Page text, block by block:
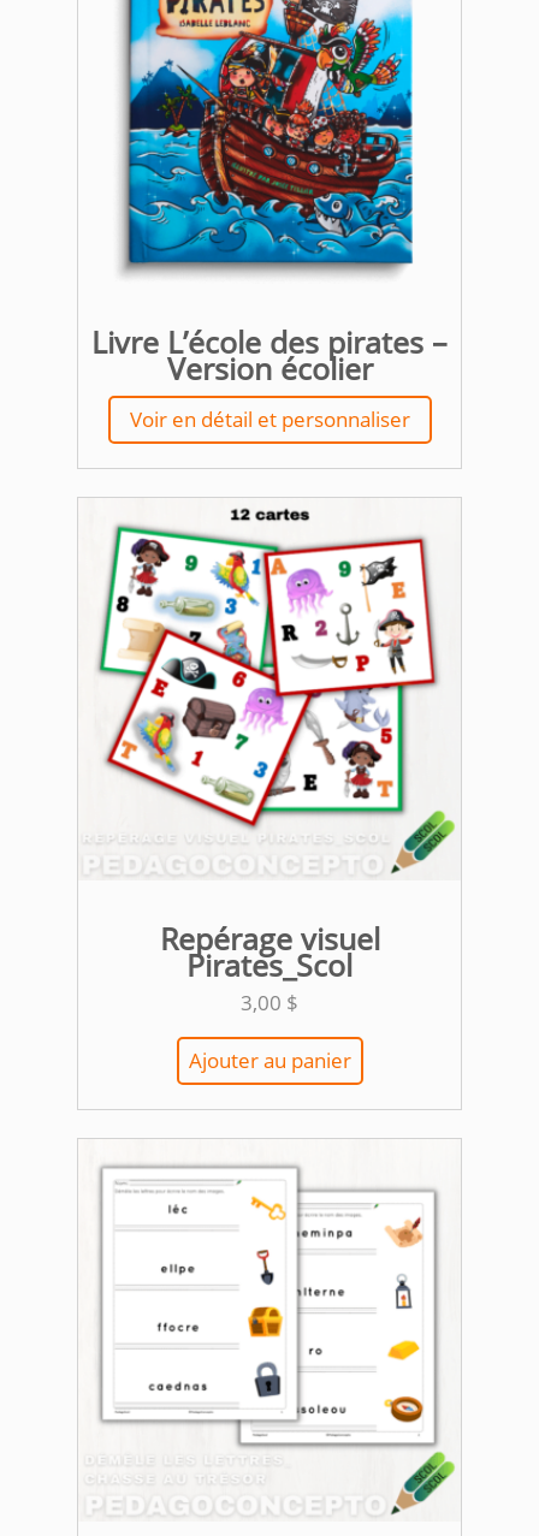
Livre L’école des pirates –
Version écolier
Voir en détail et personnaliser
Repérage visuel
Pirates_Scol
3,00 $
Ajouter au panier